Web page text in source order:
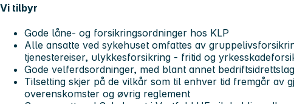
Vi tilbyr
Gode låne- og forsikringsordninger hos KLP
Alle ansatte ved sykehuset omfattes av
tjenestereiser, ulykkesforsikring - fritid og
Gode velferdsordninger, med blant annet
Tilsetting skjer på de vilkår som til enhver tid fremgår av
overenskomster og øvrig reglement